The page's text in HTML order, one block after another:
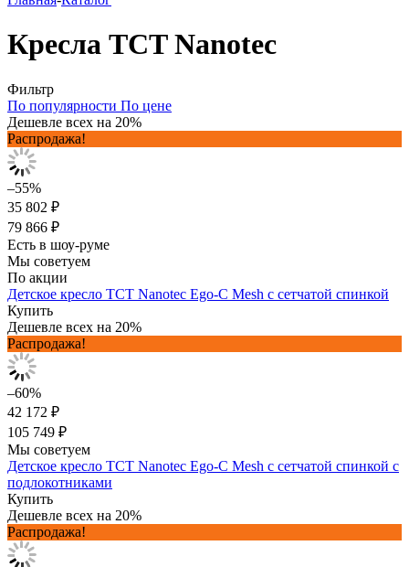
Кресла TCT Nanotec
Фильтр
По популярности По цене
Дешевле всех на 20%
Распродажа!
–55%
35 802 ₽
79 866 ₽
Есть в шоу-руме
Мы советуем
По акции
Детское кресло TCT Nanotec Ego-C Mesh с сетчатой спинкой
Купить
Дешевле всех на 20%
Распродажа!
–60%
42 172 ₽
105 749 ₽
Мы советуем
Детское кресло TCT Nanotec Ego-C Mesh с сетчатой спинкой с
подлокотниками
Купить
Дешевле всех на 20%
Распродажа!